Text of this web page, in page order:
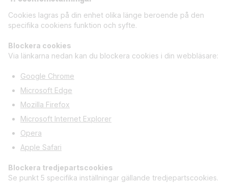
Cookies lagras på din enhet olika länge beroende på den
specifika cookiens funktion och syfte.
Blockera cookies
Via länkarna nedan kan du blockera cookies i din webbläsare:
Google Chrome
Microsoft Edge
Mozilla Firefox
Microsoft Internet Explorer
Opera
Apple Safari
Blockera tredjepartscookies
Se punkt 5 specifika inställningar gällande tredjepartscookies.